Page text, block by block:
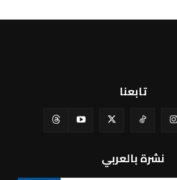
تابعنا
نشرة بالعربي